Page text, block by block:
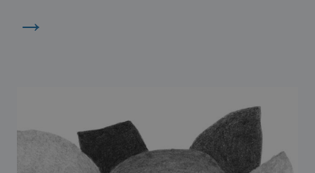
→